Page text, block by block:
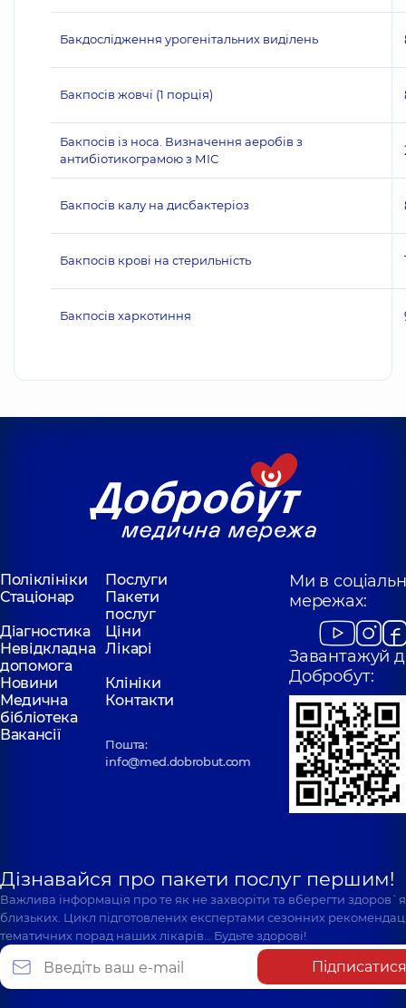
Бакдослідження урогенітальних виділень
Бакпосів жовчі (1 порція)
Бакпосів із носа. Визначення аеробів з
антибіотикограмою з МІС
Бакпосів калу на дисбактеріоз
Бакпосів крові на стерильність
Бакпосів харкотиння
Поліклініки
Послуги
Стаціонар
Пакети
послуг
Діагностика
Ціни
Невідкладна
допомога
Лікарі
Новини
Клініки
Медична
бібліотека
Контакти
Вакансії
Пошта:
info@med.dobrobut.com
Ми в
мережах:
Завантажуй
Добробут:
Дізнавайся про пакети послуг першим!
Важлива інформація про те як не захворіти та вберегти
близьких. Цикл підготовлених експертами сезонних
тематичних порад наших лікарів… Будьте здорові!
Підписатися